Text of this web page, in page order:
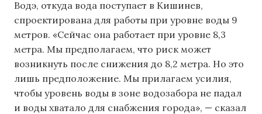
Водэ, откуда вода поступает в Кишинев,
спроектирована для работы при уровне воды 9
метров. «Сейчас она работает при уровне 8,3
метра. Мы предполагаем, что риск может
возникнуть после снижения до 8,2 метра. Но это
лишь предположение. Мы прилагаем усилия,
чтобы уровень воды в зоне водозабора не падал
и воды хватало для снабжения города», — сказал